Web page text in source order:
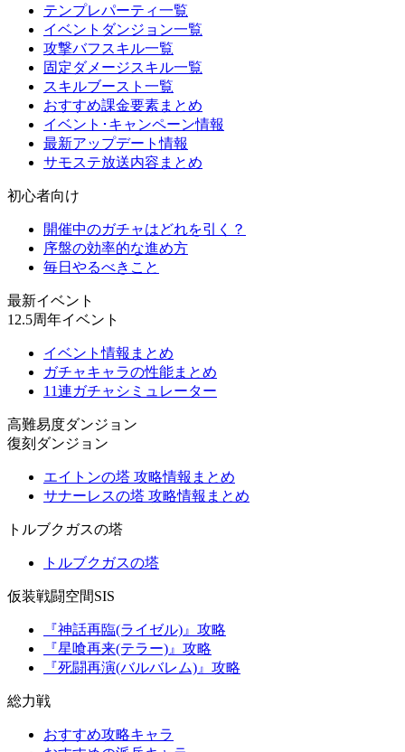
テンプレパーティ一覧
イベントダンジョン一覧
攻撃バフスキル一覧
固定ダメージスキル一覧
スキルブースト一覧
おすすめ課金要素まとめ
イベント･キャンペーン情報
最新アップデート情報
サモステ放送内容まとめ
初心者向け
開催中のガチャはどれを引く？
序盤の効率的な進め方
毎日やるべきこと
最新イベント
12.5周年イベント
イベント情報まとめ
ガチャキャラの性能まとめ
11連ガチャシミュレーター
高難易度ダンジョン
復刻ダンジョン
エイトンの塔 攻略情報まとめ
サナーレスの塔 攻略情報まとめ
トルブクガスの塔
トルブクガスの塔
仮装戦闘空間SIS
『神話再臨(ライゼル)』攻略
『星喰再来(テラー)』攻略
『死闘再演(バルバレム)』攻略
総力戦
おすすめ攻略キャラ